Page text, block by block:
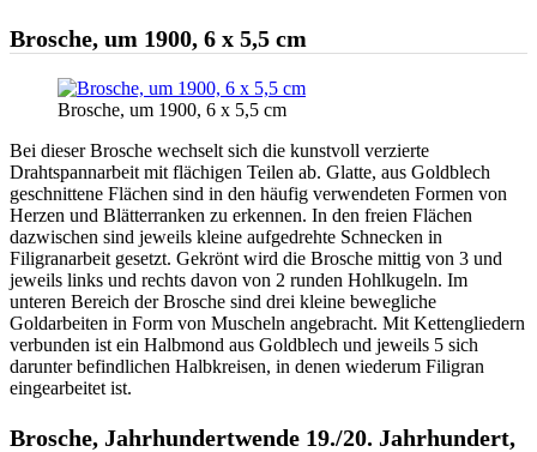
Brosche, um 1900, 6 x 5,5 cm
Brosche, um 1900, 6 x 5,5 cm
Bei dieser Brosche wechselt sich die kunstvoll verzierte
Drahtspannarbeit mit flächigen Teilen ab. Glatte, aus Goldblech
geschnittene Flächen sind in den häufig verwendeten Formen von
Herzen und Blätterranken zu erkennen. In den freien Flächen
dazwischen sind jeweils kleine aufgedrehte Schnecken in
Filigranarbeit gesetzt. Gekrönt wird die Brosche mittig von 3 und
jeweils links und rechts davon von 2 runden Hohlkugeln. Im
unteren Bereich der Brosche sind drei kleine bewegliche
Goldarbeiten in Form von Muscheln angebracht. Mit Kettengliedern
verbunden ist ein Halbmond aus Goldblech und jeweils 5 sich
darunter befindlichen Halbkreisen, in denen wiederum Filigran
eingearbeitet ist.
Brosche, Jahrhundertwende 19./20. Jahrhundert,